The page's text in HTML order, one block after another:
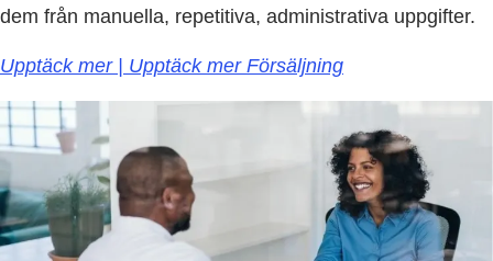
dem från manuella, repetitiva, administrativa uppgifter.
Upptäck mer | Upptäck mer Försäljning